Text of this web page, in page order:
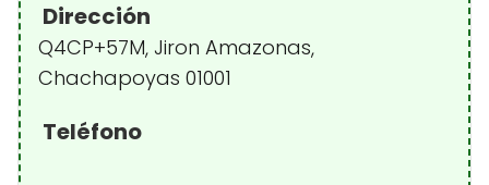
Dirección
Q4CP+57M, Jiron Amazonas,
Chachapoyas 01001
Teléfono